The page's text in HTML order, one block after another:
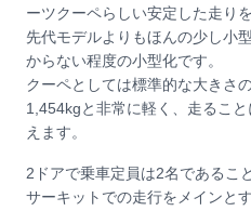
ーツクーペらしい安定した走り
先代モデルよりもほんの少し小
からない程度の小型化です。
クーペとしては標準的な大きさ
1,454kgと非常に軽く、走るこ
えます。
2ドアで乗車定員は2名であるこ
サーキットでの走行をメインと